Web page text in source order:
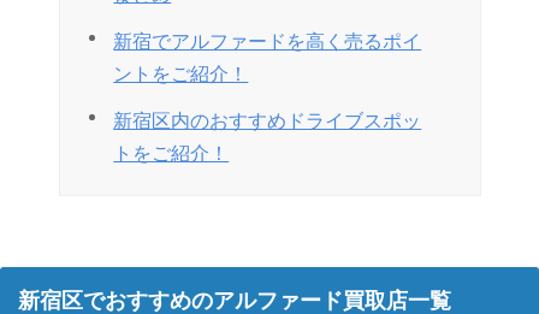
新宿でアルファードを高く売るポイ
ントをご紹介！
新宿区内のおすすめドライブスポッ
トをご紹介！
新宿区でおすすめのアルファード買取店一覧